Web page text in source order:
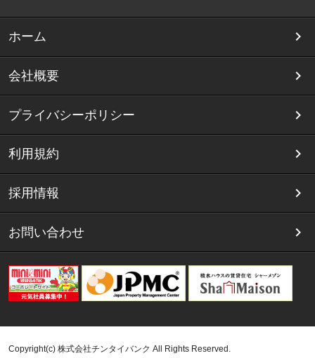
ホーム
会社概要
プライバシーポリシー
利用規約
採用情報
お問い合わせ
Copyright(c) 株式会社チンタイバンク All Rights Reserved.